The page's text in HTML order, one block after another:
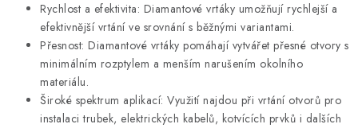
Rychlost a efektivita: Diamantové vrtáky umožňují rychlejší a
efektivnější vrtání ve srovnání s běžnými variantami.
Přesnost: Diamantové vrtáky pomáhají vytvářet přesné otvory s
minimálním rozptylem a menším narušením okolního
materiálu.
Široké spektrum aplikací: Využití najdou při vrtání otvorů pro
instalaci trubek, elektrických kabelů, kotvících prvků i dalších